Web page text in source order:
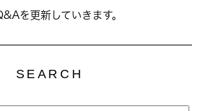
を更新していきます。
SEARCH